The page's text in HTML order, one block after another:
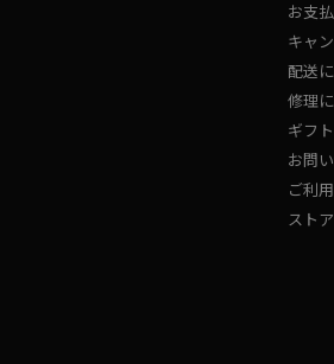
お支
キャ
配送
修理
ギフ
お問
ご利
スト